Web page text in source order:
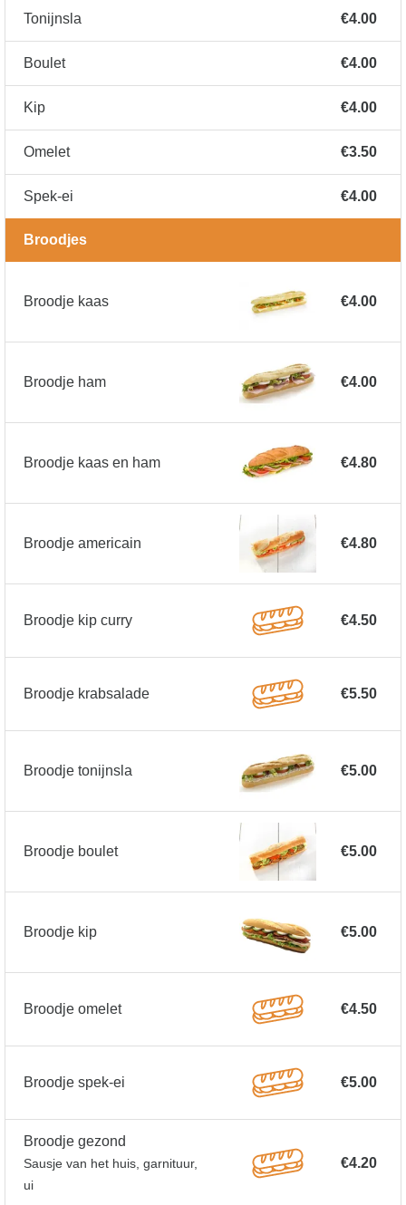
Tonijnsla €4.00
Boulet €4.00
Kip €4.00
Omelet €3.50
Spek-ei €4.00
Broodjes
Broodje kaas €4.00
Broodje ham €4.00
Broodje kaas en ham €4.80
Broodje americain €4.80
Broodje kip curry €4.50
Broodje krabsalade €5.50
Broodje tonijnsla €5.00
Broodje boulet €5.00
Broodje kip €5.00
Broodje omelet €4.50
Broodje spek-ei €5.00
Broodje gezond
Sausje van het huis, garnituur,
ui
€4.20